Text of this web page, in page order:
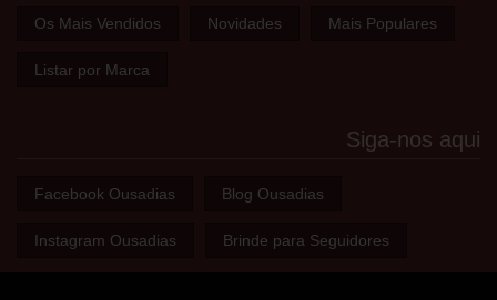
Os Mais Vendidos Novidades Mais Populares
Listar por Marca
Siga-nos aqui
Facebook Ousadias Blog Ousadias
Instagram Ousadias Brinde para Seguidores